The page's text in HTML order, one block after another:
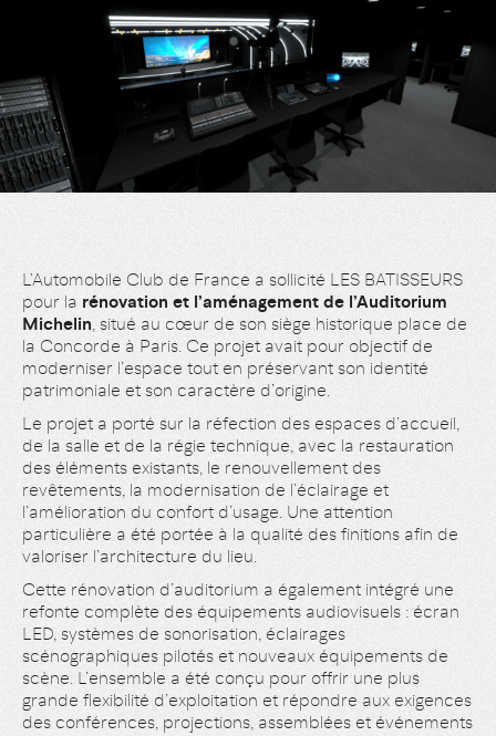
L’Automobile Club de France a sollicité LES BATISSEURS
pour la rénovation et l’aménagement de l’Auditorium
Michelin, situé au cœur de son siège historique place de
la Concorde à Paris. Ce projet avait pour objectif de
moderniser l’espace tout en préservant son identité
patrimoniale et son caractère d’origine.
Le projet a porté sur la réfection des espaces d’accueil,
de la salle et de la régie technique, avec la restauration
des éléments existants, le renouvellement des
revêtements, la modernisation de l’éclairage et
l’amélioration du confort d’usage. Une attention
particulière a été portée à la qualité des finitions afin de
valoriser l’architecture du lieu.
Cette rénovation d’auditorium a également intégré une
refonte complète des équipements audiovisuels : écran
LED, systèmes de sonorisation, éclairages
scénographiques pilotés et nouveaux équipements de
scène. L’ensemble a été conçu pour offrir une plus
grande flexibilité d’exploitation et répondre aux exigences
des conférences, projections, assemblées et événements